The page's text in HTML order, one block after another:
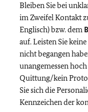
Bleiben Sie bei
im Zweifel Kontakt
Englisch) bzw. dem
auf. Leisten Sie
nicht begangen
unangemessen
Quittung/kein
Sie sich die
Kennzeichen der